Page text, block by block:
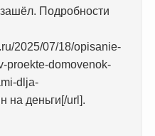
Подробности
2025/07/18/opisanie-
proekte-domovenok-
dlja-
на деньги[/url].